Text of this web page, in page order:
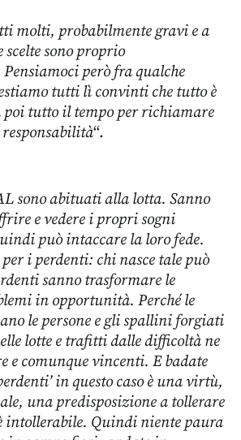
molti, probabilmente gravi e a
sono proprio
però fra qualche
tutti lì convinti che tutto è
poi tutto il tempo per richiamare
“.
sono abituati alla lotta. Sanno
e vedere i propri sogni
può intaccare la loro fede.
per i perdenti: chi nasce tale può
sanno trasformare le
in opportunità. Perché le
le persone e gli spallini forgiati
lotte e trafitti dalle difficoltà ne
e comunque vincenti. E badate
in questo caso è una virtù,
una predisposizione a tollerare
intollerabile. Quindi niente paura